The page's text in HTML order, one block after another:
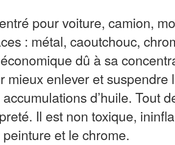
pour voiture, camion,
: métal, caoutchouc,
dû à sa
mieux enlever et suspendre
d’huile. Tout
Il est non toxique,
peinture et le chrome.